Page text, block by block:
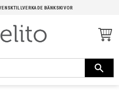
BÄNKSKIVOR